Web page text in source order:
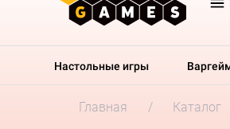
Настольные игры
Главная Каталог